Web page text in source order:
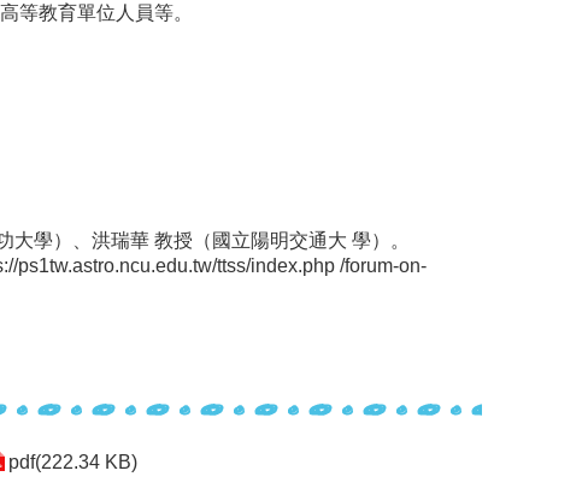
等教育單位人員等。
學）、洪瑞華 教授（國立陽明交通大 學）。
ps1tw.astro.ncu.edu.tw/ttss/index.php /forum-on-
pdf(222.34 KB)